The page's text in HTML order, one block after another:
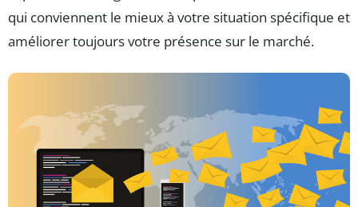
qui conviennent le mieux à votre situation spécifique et
améliorer toujours votre présence sur le marché.